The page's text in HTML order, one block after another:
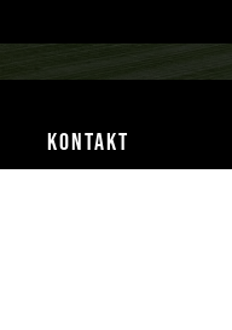
KONTAKT